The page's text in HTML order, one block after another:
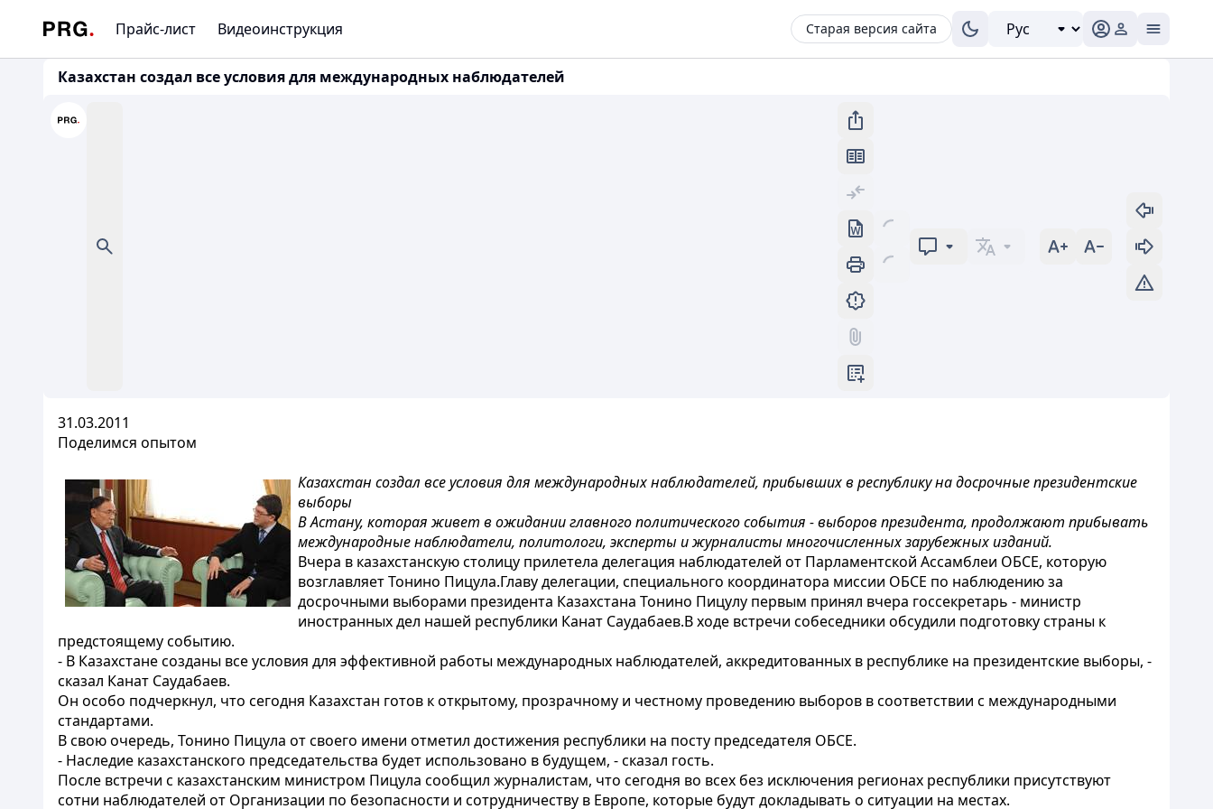
Прайс-лист Видеоинструкция Старая версия сайта
Казахстан создал все условия для международных наблюдателей
31.03.2011
Поделимся опытом
Казахстан создал все условия для международных наблюдателей, прибывших в республику на досрочные президентские
выборы
В Астану, которая живет в ожидании главного политического события - выборов президента, продолжают прибывать
международные наблюдатели, политологи, эксперты и журналисты многочисленных зарубежных изданий.
Вчера в казахстанскую столицу прилетела делегация наблюдателей от Парламентской Ассамблеи ОБСЕ, которую
возглавляет Тонино Пицула.Главу делегации, специального координатора миссии ОБСЕ по наблюдению за
досрочными выборами президента Казахстана Тонино Пицулу первым принял вчера госсекретарь - министр
иностранных дел нашей республики Канат Саудабаев.В ходе встречи собеседники обсудили подготовку страны к
предстоящему событию.
- В Казахстане созданы все условия для эффективной работы международных наблюдателей, аккредитованных в республике на президентские выборы, -
сказал Канат Саудабаев.
Он особо подчеркнул, что сегодня Казахстан готов к открытому, прозрачному и честному проведению выборов в соответствии с международными
стандартами.
В свою очередь, Тонино Пицула от своего имени отметил достижения республики на посту председателя ОБСЕ.
- Наследие казахстанского председательства будет использовано в будущем, - сказал гость.
После встречи с казахстанским министром Пицула сообщил журналистам, что сегодня во всех без исключения регионах республики присутствуют
сотни наблюдателей от Организации по безопасности и сотрудничеству в Европе, которые будут докладывать о ситуации на местах.